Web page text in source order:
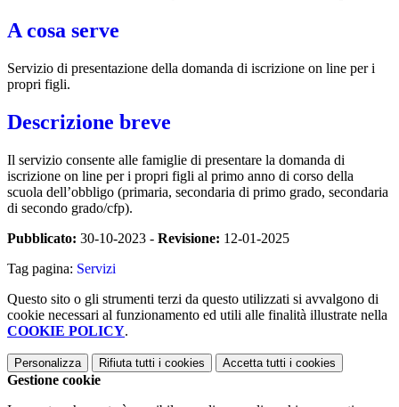
A cosa serve
Servizio di presentazione della domanda di iscrizione on line per i
propri figli.
Descrizione breve
Il servizio consente alle famiglie di presentare la domanda di
iscrizione on line per i propri figli al primo anno di corso della
scuola dell’obbligo (primaria, secondaria di primo grado, secondaria
di secondo grado/cfp).
Pubblicato: 30-10-2023 - Revisione: 12-01-2025
Tag pagina: Servizi
Questo sito o gli strumenti terzi da questo utilizzati si avvalgono di
cookie necessari al funzionamento ed utili alle finalità illustrate nella
COOKIE POLICY.
Personalizza Rifiuta tutti i cookies Accetta tutti i cookies
Gestione cookie